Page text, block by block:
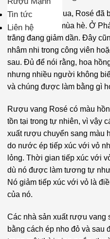
Cabernet
Sauvignon
Canaiolo
Nero
Carignan
Carmenere
Carricante
Chardonnay
Chenin
Blanc
Coda
di
Corvina
Pelayo
Cantine
Paradiso
Vang
Chateau
Margaux
Vang
Thánh
Schola
Sarmenti
Vang
Concha
Vang
DeLoach
Tin tức
Liên hệ
Trong vài năm qua, Rosé đã
đặc biệt là vào mùa hè. Ở
trắng đang giảm dần. Đây
nhâm nhi trong công viên
sau. Đủ để nói rằng, hoa
nhưng nhiều người không
và chúng được làm bằng gì
Rượu vang Rosé có màu
tồn tại trong tự nhiên, vì vậy
xuất rượu chuyển sang màu
do nước ép tiếp xúc với vỏ
lỏng. Thời gian tiếp xúc với
dù nó được làm tương tự
Nó giảm tiếp xúc với vỏ là
của nó.
Các nhà sản xuất rượu vang
bằng cách ép nho đỏ và